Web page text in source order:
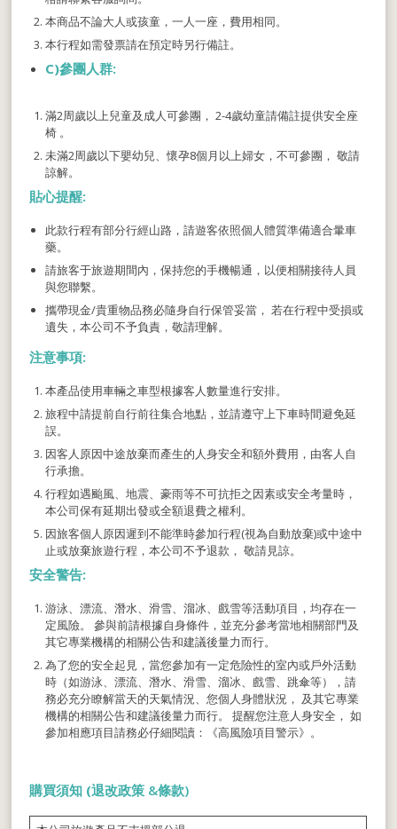
本商品不論大人或孩童，一人一座，費用相同。
本行程如需發票請在預定時另行備註。
C)參團人群:
滿2周歲以上兒童及成人可參團， 2-4歲幼童請備註提供安全座
椅 。
未滿2周歲以下嬰幼兒、懷孕8個月以上婦女，不可參團， 敬請
諒解。
貼心提醒:
此款行程有部分行經山路，請遊客依照個人體質準備適合暈車
藥。
請旅客于旅遊期間內，保持您的手機暢通，以便相關接待人員
與您聯繫。
攜帶現金/貴重物品務必隨身自行保管妥當， 若在行程中受損或
遺失，本公司不予負責，敬請理解。
注意事項:
本產品使用車輛之車型根據客人數量進行安排。
旅程中請提前自行前往集合地點，並請遵守上下車時間避免延
誤。
因客人原因中途放棄而產生的人身安全和額外費用，由客人自
行承擔。
行程如遇颱風、地震、豪雨等不可抗拒之因素或安全考量時，
本公司保有延期出發或全額退費之權利。
因旅客個人原因遲到不能準時參加行程(視為自動放棄)或中途中
止或放棄旅遊行程，本公司不予退款， 敬請見諒。
安全警告:
游泳、漂流、潛水、滑雪、溜冰、戲雪等活動項目，均存在一
定風險。 參與前請根據自身條件，並充分參考當地相關部門及
其它專業機構的相關公告和建議後量力而行。
為了您的安全起見，當您參加有一定危險性的室內或戶外活動
時（如游泳、漂流、潛水、滑雪、溜冰、戲雪、跳傘等），請
務必充分瞭解當天的天氣情況、您個人身體狀況， 及其它專業
機構的相關公告和建議後量力而行。 提醒您注意人身安全， 如
參加相應項目請務必仔細閱讀：《高風險項目警示》。
購買須知 (退改政策 &條款)